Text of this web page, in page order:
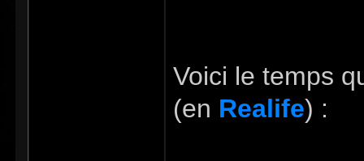
Voici le temps
(en Realife) :